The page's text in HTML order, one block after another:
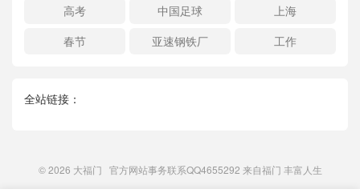
高考
中国足球
上海
春节
亚速钢铁厂 工作
全站链接：
© 2026 大福门 官方网站事务联系QQ4655292 来自福门 丰富人生